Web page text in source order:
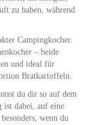
zu haben, während
Campingkocher.
– beide
und ideal für
Bratkartoffeln.
du dir so auf dem
ist dabei, auf eine
wenn du